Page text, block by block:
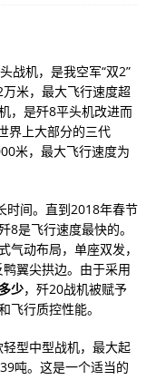
战机，是我空军“双2”
米，最大飞行速度超
，是歼8平头机改进而
界上大部分的三代
米，最大飞行速度为
时间。直到2018年春节
是飞行速度最快的。
气动布局，单座双发，
翼尖拱边。由于采用
少，歼20战机被赋予
飞行质控性能。
型中型战机，最大起
吨。这是一个适当的